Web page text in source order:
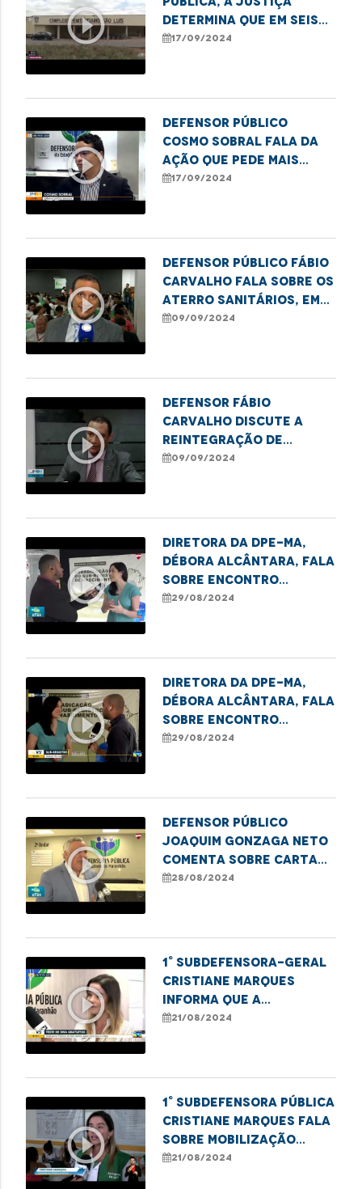
play_circle_outline
determina que em seis
meses, o Estado deve
de Pedrinhas.
17/09/2024
play_circle_outline
Defensor público
Cosmo Sobral fala da
ação que pede mais
leitos para cirurgias
17/09/2024
play_circle_outline
Defensor público Fábio
Carvalho fala sobre os
Aterro Sanitários, em
debate no IFMA de
09/09/2024
play_circle_outline
Defensor Fábio
Carvalho discute a
reintegração de
crianças com autismo
09/09/2024
play_circle_outline
Diretora da DPE-MA,
Débora Alcântara, fala
sobre Encontro
Estadual para
29/08/2024
play_circle_outline
Diretora da DPE-MA,
Débora Alcântara, fala
sobre Encontro
Estadual para
29/08/2024
play_circle_outline
Defensor Público
Joaquim Gonzaga Neto
comenta sobre carta
aberta da UNICEF
28/08/2024
play_circle_outline
1° Subdefensora-geral
Cristiane Marques
informa que a
Defensoria Pública
21/08/2024
play_circle_outline
1° Subdefensora Pública
Cristiane Marques fala
sobre mobilização
realizada na Cidade
21/08/2024